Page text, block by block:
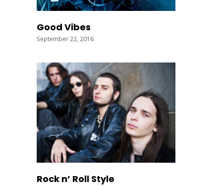
Good Vibes
September 22, 2016
Rock n’ Roll Style